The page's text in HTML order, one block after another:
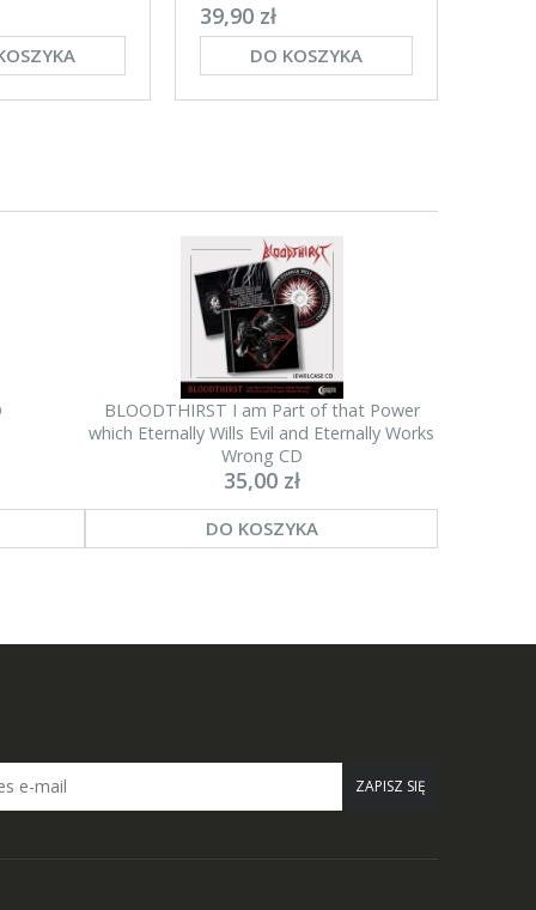
39,90 zł
DO KOSZYKA
BLOODTHIRST I am Part of that Power
which Eternally Wills Evil and Eternally Works
Wrong CD
35,00 zł
DO KOSZYKA
ZAPISZ SIĘ